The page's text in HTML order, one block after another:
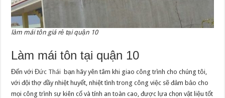
làm mái tôn giá rẻ tại quận 10
Làm mái tôn tại quận 10
Đến vớiĐức Thái bạn hãy yên tâm khi giao công trình cho chúng tôi,
với đội thợ đầy nhiệt huyết, nhiệt tình trong công việc sẽ đảm bảo cho
mọi công trình sự kiên cố và tính an toàn cao, được lựa chọn vật liệu tốt